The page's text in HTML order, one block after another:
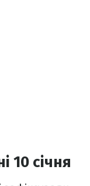
10 січня